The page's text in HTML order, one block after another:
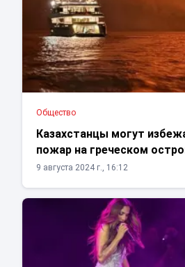
Общество
Казахстанцы могут
пожар на греческом
9 августа 2024 г., 16:12